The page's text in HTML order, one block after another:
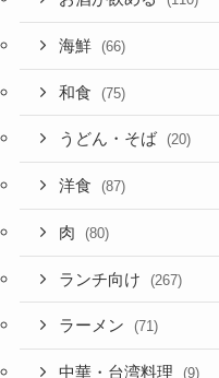
海鮮 (66)
和食 (75)
うどん・そば (20)
洋食 (87)
肉 (80)
ランチ向け (267)
ラーメン (71)
中華・台湾料理 (9)